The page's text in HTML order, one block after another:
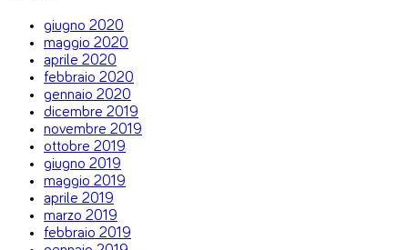
giugno 2020
maggio 2020
aprile 2020
febbraio 2020
gennaio 2020
dicembre 2019
novembre 2019
ottobre 2019
giugno 2019
maggio 2019
aprile 2019
marzo 2019
febbraio 2019